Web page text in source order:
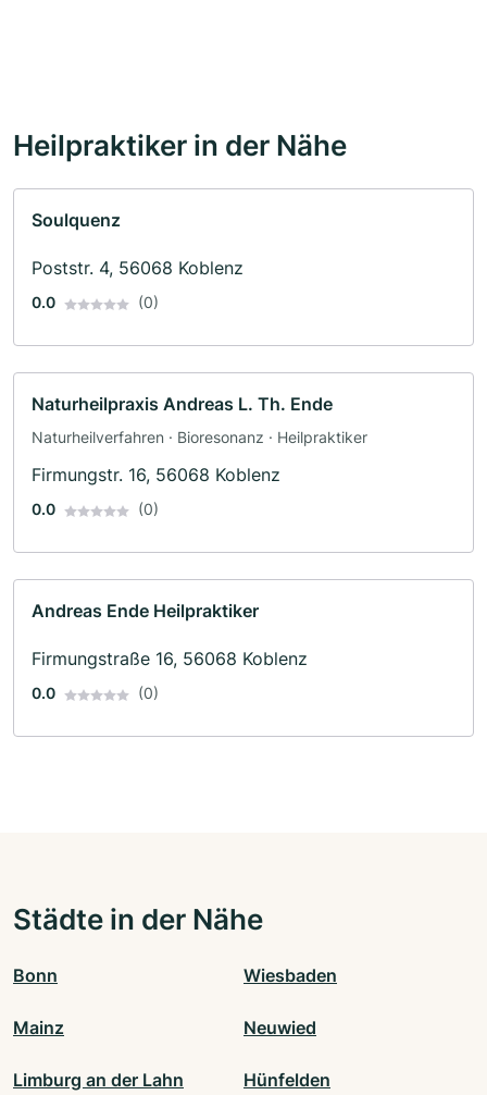
Heilpraktiker in der Nähe
Soulquenz
Poststr. 4, 56068 Koblenz
0.0 (0)
Naturheilpraxis Andreas L. Th. Ende
Naturheilverfahren · Bioresonanz · Heilpraktiker
Firmungstr. 16, 56068 Koblenz
0.0 (0)
Andreas Ende Heilpraktiker
Firmungstraße 16, 56068 Koblenz
0.0 (0)
Städte in der Nähe
Bonn Wiesbaden
Mainz Neuwied
Limburg an der Lahn Hünfelden